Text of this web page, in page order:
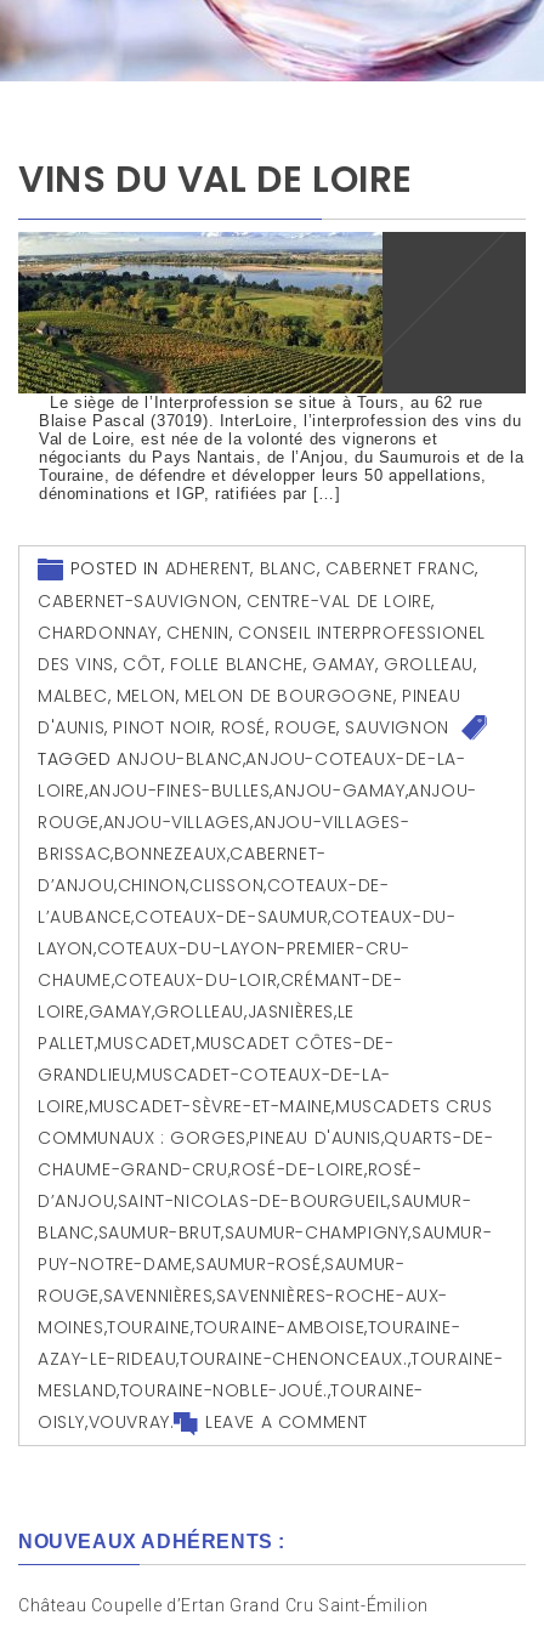
VINS DU VAL DE LOIRE
Le siège de l’Interprofession se situe à Tours, au 62 rue
Blaise Pascal (37019). InterLoire, l’interprofession des vins du
Val de Loire, est née de la volonté des vignerons et
négociants du Pays Nantais, de l’Anjou, du Saumurois et de la
Touraine, de défendre et développer leurs 50 appellations,
dénominations et IGP, ratifiées par […]
POSTED IN ADHERENT, BLANC, CABERNET FRANC,
CABERNET-SAUVIGNON, CENTRE-VAL DE LOIRE,
CHARDONNAY, CHENIN, CONSEIL INTERPROFESSIONEL
DES VINS, CÔT, FOLLE BLANCHE, GAMAY, GROLLEAU,
MALBEC, MELON, MELON DE BOURGOGNE, PINEAU
D'AUNIS, PINOT NOIR, ROSÉ, ROUGE, SAUVIGNON
TAGGEDANJOU-BLANC,ANJOU-COTEAUX-DE-LA-
LOIRE,ANJOU-FINES-BULLES,ANJOU-GAMAY,ANJOU-
ROUGE,ANJOU-VILLAGES,ANJOU-VILLAGES-
BRISSAC,BONNEZEAUX,CABERNET-
D’ANJOU,CHINON,CLISSON,COTEAUX-DE-
L’AUBANCE,COTEAUX-DE-SAUMUR,COTEAUX-DU-
LAYON,COTEAUX-DU-LAYON-PREMIER-CRU-
CHAUME,COTEAUX-DU-LOIR,CRÉMANT-DE-
LOIRE,GAMAY,GROLLEAU,JASNIÈRES,LE
PALLET,MUSCADET,MUSCADET CÔTES-DE-
GRANDLIEU,MUSCADET-COTEAUX-DE-LA-
LOIRE,MUSCADET-SÈVRE-ET-MAINE,MUSCADETS CRUS
COMMUNAUX : GORGES,PINEAU D'AUNIS,QUARTS-DE-
CHAUME-GRAND-CRU,ROSÉ-DE-LOIRE,ROSÉ-
D’ANJOU,SAINT-NICOLAS-DE-BOURGUEIL,SAUMUR-
BLANC,SAUMUR-BRUT,SAUMUR-CHAMPIGNY,SAUMUR-
PUY-NOTRE-DAME,SAUMUR-ROSÉ,SAUMUR-
ROUGE,SAVENNIÈRES,SAVENNIÈRES-ROCHE-AUX-
MOINES,TOURAINE,TOURAINE-AMBOISE,TOURAINE-
AZAY-LE-RIDEAU,TOURAINE-CHENONCEAUX.,TOURAINE-
MESLAND,TOURAINE-NOBLE-JOUÉ.,TOURAINE-
OISLY,VOUVRAY. LEAVE A COMMENT
NOUVEAUX ADHÉRENTS :
Château Coupelle d’Ertan Grand Cru Saint-Émilion